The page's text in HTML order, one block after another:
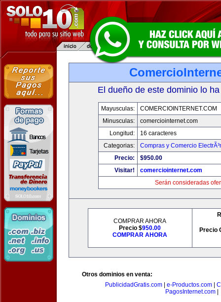
El dueño de este dominio lo
Mayusculas:
COMERCIOINTERNET.COM
Minusculas:
comerciointernet.com
Longitud:
16 caracteres
Categorias:
Compras y Comercio
Precio:
$950.00
Visitar!
comerciointernet.com
Serán consideradas
COMPRAR AHORA
Precio $950.00
COMPRAR AHORA
Precio
Otros dominios en venta:
PublicidadGratis.com
e-Productos.com
PagosInternet.com